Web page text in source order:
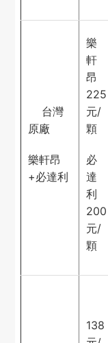
台灣
原廠
樂軒昂
+必達利
樂
軒
昂
225
元/
顆
必
達
利
200
元/
顆
138